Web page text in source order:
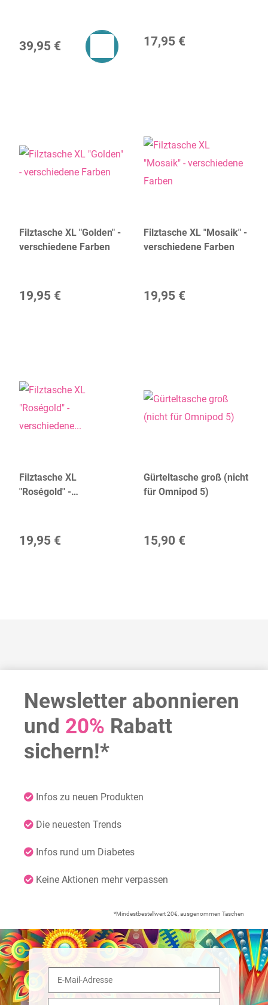
39,95 € 17,95 €
Filztasche XL "Golden" -
verschiedene Farben
19,95 €
Filztasche XL "Mosaik" -
verschiedene Farben
19,95 €
Filztasche XL
"Roségold" -
19,95 €
Gürteltasche groß (nicht
für Omnipod 5)
15,90 €
Newsletter abonnieren
und 20% Rabatt
sichern!*
Infos zu neuen Produkten
Die neuesten Trends
Infos rund um Diabetes
Keine Aktionen mehr verpassen
*Mindestbestellwert 20€, ausgenommen Taschen